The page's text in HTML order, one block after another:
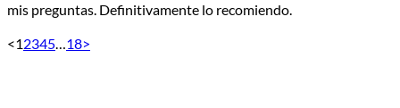
mis preguntas. Definitivamente lo recomiendo.
<12345…18>